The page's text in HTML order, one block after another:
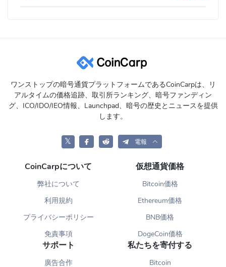
ワンストップの暗号通貨プラットフォームであるCoinCarpは、リ
アルタイムの価格追跡、取引所ランキング、暗号ファンディン
グ、ICO/IDO/IEO情報、Launchpad、暗号の歴史とニュースを提供
します。
𝕏 電報
CoinCarpについて
弊社について
利用規約
プライバシーポリシー
免責事項
仮想通貨価格
Bitcoin価格
Ethereum価格
BNB価格
DogeCoin価格
サポート
廣告合作
私たちを寄付する
Bitcoin